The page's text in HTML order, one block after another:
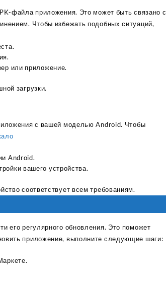
файла приложения. Это может быть связано с
Чтобы избежать подобных ситуаций,
или приложение.
загрузки.
с вашей моделью Android. Чтобы
Android.
вашего устройства.
соответствует всем требованиям.
его регулярного обновления. Это поможет
приложение, выполните следующие шаги:
Quality Products And
Packaging Was Great.